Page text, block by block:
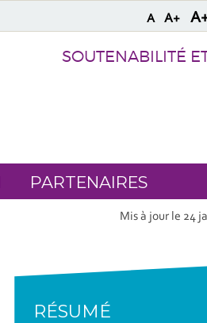
A A+
SOUTENABILITÉ
PARTENAIRES
Mis à jour le 24
RÉSUMÉ